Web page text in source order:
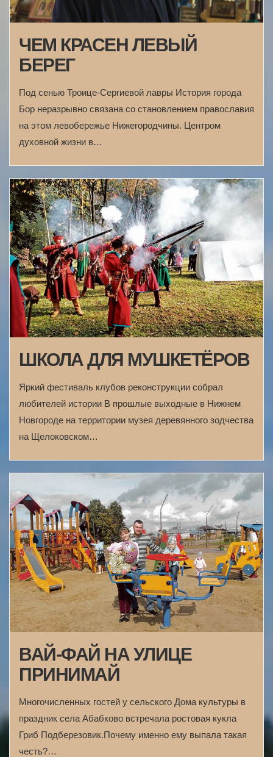
ЧЕМ КРАСЕН ЛЕВЫЙ
БЕРЕГ
Под сенью Троице-Сергиевой лавры История города
Бор неразрывно связана со становлением православия
на этом левобережье Нижегородчины. Центром
духовной жизни в…
ШКОЛА ДЛЯ МУШКЕТЁРОВ
Яркий фестиваль клубов реконструкции собрал
любителей истории В прошлые выходные в Нижнем
Новгороде на территории музея деревянного зодчества
на Щелоковском…
ВАЙ-ФАЙ НА УЛИЦЕ
ПРИНИМАЙ
Многочисленных гостей у сельского Дома культуры в
праздник села Абабково встречала ростовая кукла
Гриб Подберезовик.Почему именно ему выпала такая
честь?…